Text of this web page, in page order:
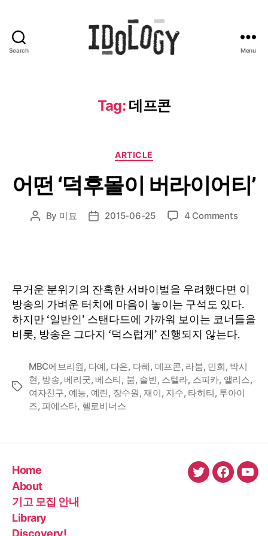
Search Menu
Tag: 데프콘
Categories
ARTICLE
어떤 ‘덕후몰이 버라이어티’
Post
By 미묘
Post2015-06-25 4 Commentson
이
버
라
이
무거운 분위기의 잔혹한 서바이벌을 우려했다면 이
방송의 가벼운 터치에 마음이 놓이는 구석도 있다.
하지만 ‘일반인’ 스탠다드에 가까워 보이는 코너들을
비롯, 방송은 그다지 ‘덕스럽게’ 진행되지 않는다.
Tags
MBC에브리원, 다예, 다은, 다혜, 데프콘, 라붐, 민희, 박시
현, 방송, 베리굿, 베스티, 붐, 솔빈, 스텔라, 스피카, 앨리스,
여자친구, 예능, 예린, 장수원,재이, 지수, 타히티, 투아이
즈, 피에스타, 헬로비너스
Home
About
기고 모집 안내
Library
Discovery!
twitter